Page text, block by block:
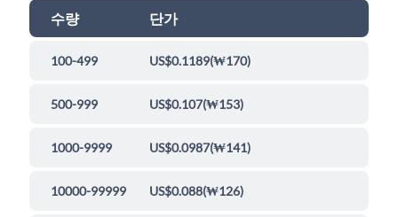
수량 단가
100-499 US$0.1189(₩170)
500-999 US$0.107(₩153)
1000-9999 US$0.0987(₩141)
10000-99999 US$0.088(₩126)